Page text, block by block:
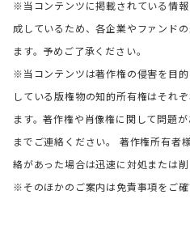
※当コンテンツに掲載されている情
成しているため、各企業やファンド
ます。予めご了承ください。
※当コンテンツは著作権の侵害を目
している版権物の知的所有権はそれ
ます。著作権や肖像権に関して問題
までご連絡ください。 著作権所有者
絡があった場合は迅速に対処または削
※そのほかのご案内は免責事項をご確